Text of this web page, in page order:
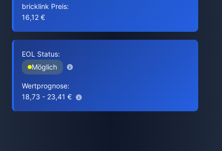
bricklink Preis:
16,12 €
EOL Status:
Möglich
Wertprognose:
18,73 - 23,41 €